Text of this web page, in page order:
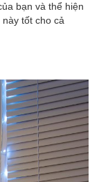
bạn và thể hiện
tốt cho cả